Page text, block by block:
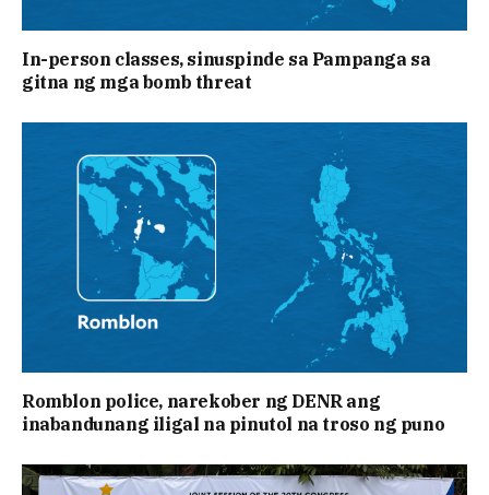
In-person classes, sinuspinde sa Pampanga sa
gitna ng mga bomb threat
Romblon police, narekober ng DENR ang
inabandunang iligal na pinutol na troso ng puno